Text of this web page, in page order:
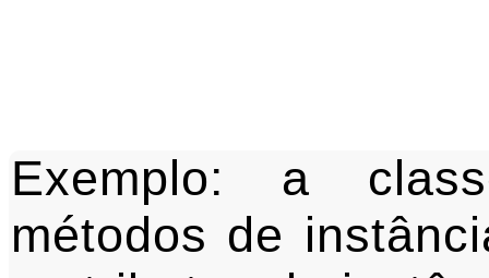
Exemplo: a
métodos de